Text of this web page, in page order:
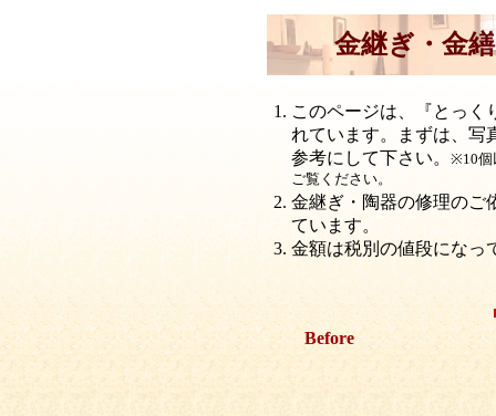
金継ぎ・金
このページは、『とっく
れています。まずは、写
参考にして下さい。 ※10
ご覧ください。
金継ぎ・陶器の修理のご
ています。
金額は税別の値段になっ
Before